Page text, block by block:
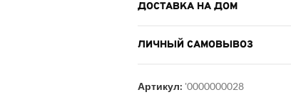
ДОСТАВКА НА ДОМ
ЛИЧНЫЙ САМОВЫВОЗ
Артикул: '0000000028